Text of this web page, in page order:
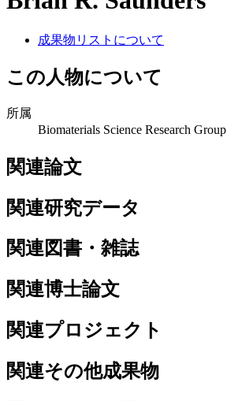
成果物リストについて
この人物について
所属
Biomaterials Science Research Group
関連論文
関連研究データ
関連図書・雑誌
関連博士論文
関連プロジェクト
関連その他成果物